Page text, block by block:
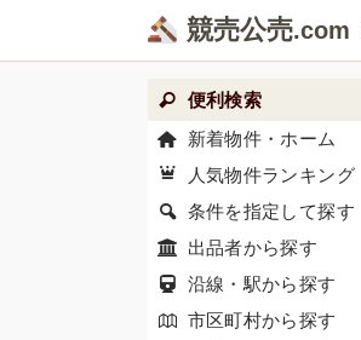
競売公売
便利検索
新着物件・ホーム
人気物件ランキング
条件を指定して探す
出品者から探す
沿線・駅から探す
市区町村から探す